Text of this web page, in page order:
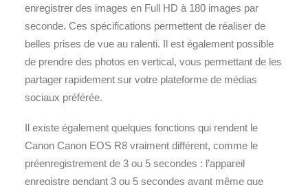
enregistrer des images en Full HD à 180 images par
seconde. Ces spécifications permettent de réaliser de
belles prises de vue au ralenti. Il est également possible
de prendre des photos en vertical, vous permettant de les
partager rapidement sur votre plateforme de médias
sociaux préférée.
Il existe également quelques fonctions qui rendent le
Canon Canon EOS R8 vraiment différent, comme le
préenregistrement de 3 ou 5 secondes : l’appareil
enregistre pendant 3 ou 5 secondes avant même que